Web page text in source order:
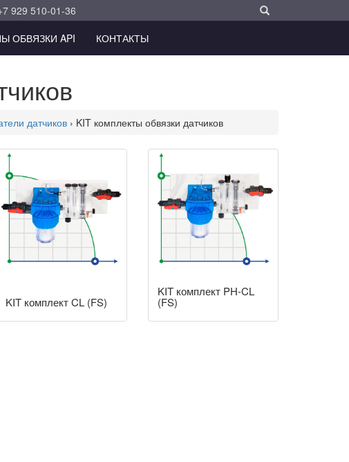
929 510-01-36
ОБВЯЗКИ API КОНТАКТЫ
датчиков› KIT комплекты обвязки датчиков
KIT комплект CL (FS)
KIT комплект PH-CL
(FS)